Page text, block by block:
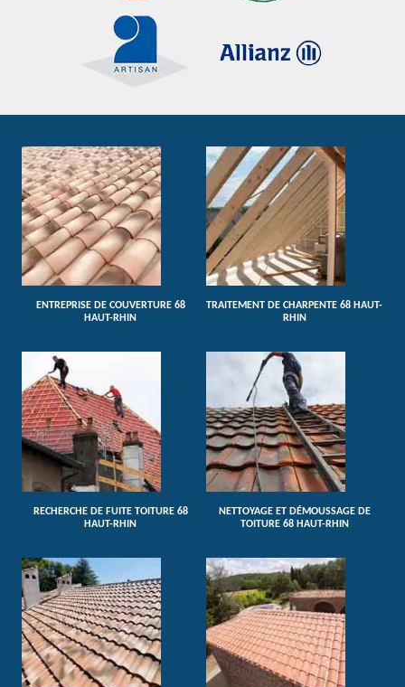
ENTREPRISE DE COUVERTURE 68
HAUT-RHIN
TRAITEMENT DE CHARPENTE 68 HAUT-
RHIN
RECHERCHE DE FUITE TOITURE 68
HAUT-RHIN
NETTOYAGE ET DÉMOUSSAGE DE
TOITURE 68 HAUT-RHIN